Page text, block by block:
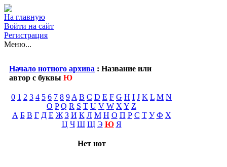
На главную
Войти на сайт
Регистрация
Меню...
Начало нотного архива : Название или
автор с буквы Ю
0 1 2 3 4 5 6 7 8 9 A B C D E F G H I J K L M N
O P Q R S T U V W X Y Z
А Б В Г Д Е Ж З И К Л М Н О П Р С Т У Ф Х
Ц Ч Ш Щ Э Ю Я
Нет нот